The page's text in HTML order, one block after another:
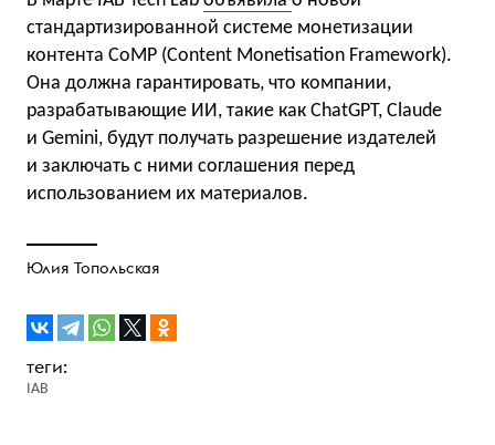
стандартизированной системе монетизации
контента CoMP (Content Monetisation Framework).
Она должна гарантировать, что компании,
разрабатывающие ИИ, такие как ChatGPT, Claude
и Gemini, будут получать разрешение издателей
и заключать с ними соглашения перед
использованием их материалов.
Юлия Топольская
IAB